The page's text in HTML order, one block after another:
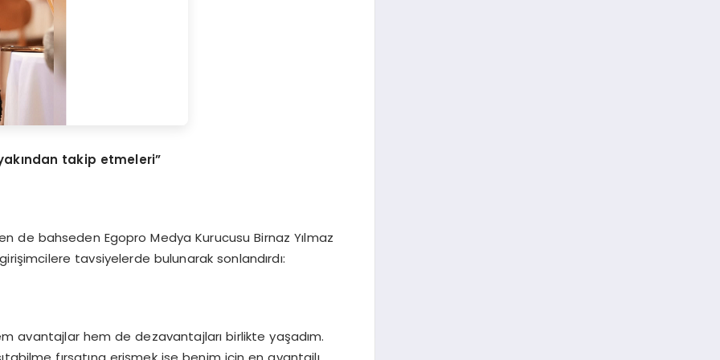
takip etmeleri”
de bahseden Egopro Medya Kurucusu Birnaz Yılmaz
tavsiyelerde bulunarak sonlandırdı:
avantajlar hem de dezavantajları birlikte yaşadım.